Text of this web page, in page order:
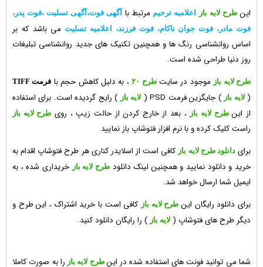
اینطرح لایه باز اعلامیه ترحیم مرتبط با آگهی فوت،آگهی تسلیت ،فوت پدر،
فوت مادر، فوت جوان ناکام، فوت فرزند، اعلامیه تسلیت می باشد که بر
اساس روانشناسی رنگ ها و همچنین تکنیک های جدید روانشناسی تبلیغات
روز دنیا طراحی شده است.
طرح لایه باز موجود در سایتطرح ۲۰ ، به دلیل کاهش حجم با فرمت TIFF
(لایه باز ) جایگزین فرمت PSD ( لایه باز ) رایج گردیده است. برای استفاده
از اینطرح لایه باز ، بعد از خارج کردن از حالت زیپ ، روی طرح لایه باز
راست کلیک کرده و با نرم افزار فتوشاپ باز نمایید
برایدانلود طرح لایه باز کافی است از اسلایدر کناری هر طرح فتوشاپ اقدام به
خرید و دانلود نمایید و همچنین لینک دانلودطرح لایه باز خریداری شده ، به
ایمیل شما ارسال خواهد شد.
برای دانلود رایگان این طرح لایه باز کافی است با خرید اشتراک ، این طرح و
دیگرطرح های فتوشاپ ( لایه باز ) را رایگان دانلود کنید.
شما می توانید فونت های استفاده شده در اینطرح لایه باز را به صورت کاملا